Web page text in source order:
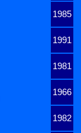
1985
1991
1981
1966
1982